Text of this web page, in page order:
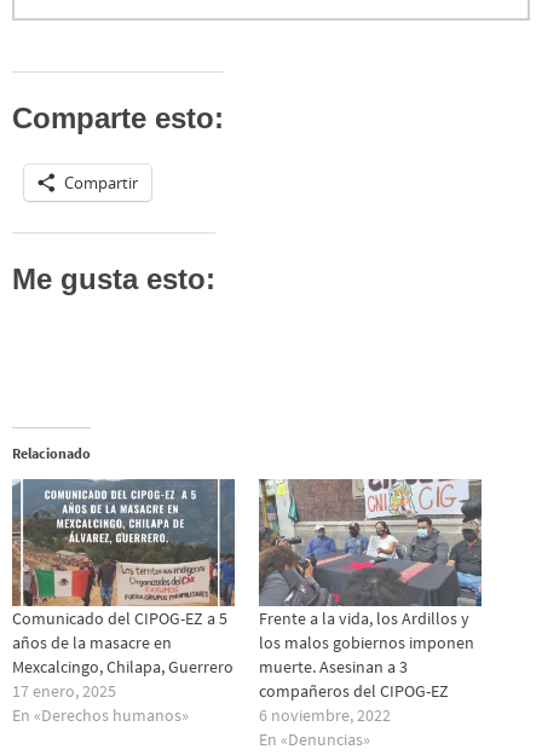
Comparte esto:
Compartir
Me gusta esto:
Relacionado
Comunicado del CIPOG-EZ a 5
años de la masacre en
Mexcalcingo, Chilapa, Guerrero
17 enero, 2025
En «Derechos humanos»
Frente a la vida, los Ardillos y
los malos gobiernos imponen
muerte. Asesinan a 3
compañeros del CIPOG-EZ
6 noviembre, 2022
En «Denuncias»